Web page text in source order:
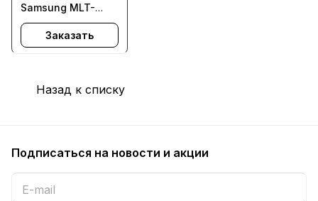
Samsung MLT-
D205L для ML-
3310, ML-3710,
Заказать
Назад к списку
Подписаться на новости и акции